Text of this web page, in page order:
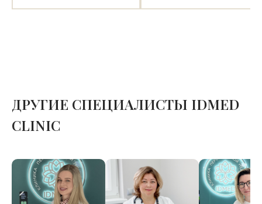
ДРУГИЕ СПЕЦИАЛИСТЫ IDMED
CLINIC